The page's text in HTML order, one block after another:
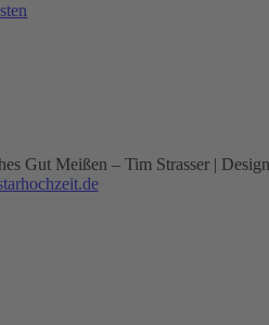
Gut Meißen – Tim Strasser | Design